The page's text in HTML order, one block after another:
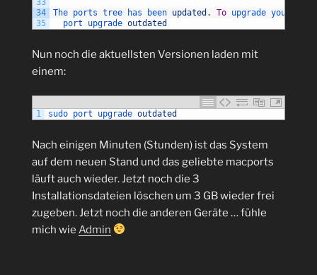
33
34
35
The ports tree has been updated . To upgrade your
port upgrade outdated
Nun noch die aktuellsten Versionen laden mit
einem:
1 sudo port upgrade outdated
Nach einigen Minuten (Stunden) ist das System
auf dem neuen Stand und das geliebte macports
läuft auch wieder. Jetzt noch die 3
Installationsdateien löschen um 3 GB wieder frei
zugeben. Jetzt noch die anderen Geräte … fühle
mich wie Admin